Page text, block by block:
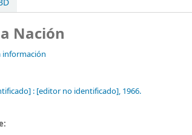
Nación
información
: [editor no identificado], 1966.